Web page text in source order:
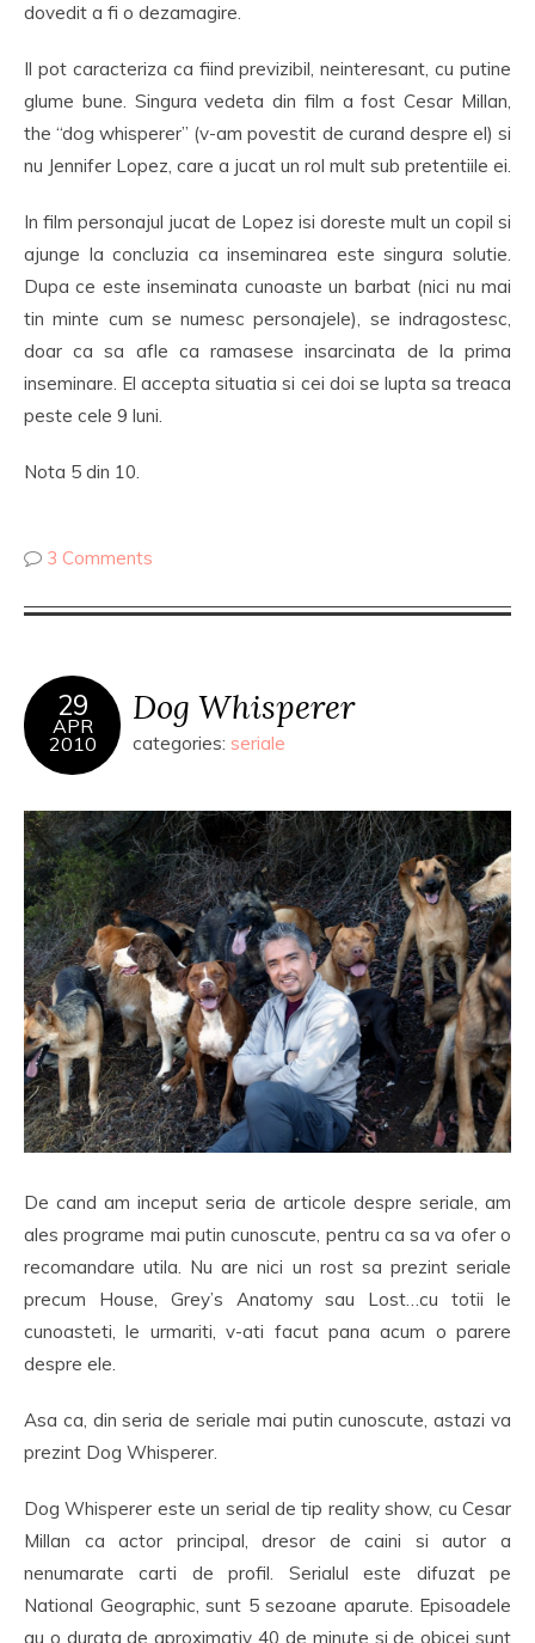
dovedit a fi o dezamagire.
Il pot caracteriza ca fiind previzibil, neinteresant, cu putine
glume bune. Singura vedeta din film a fost Cesar Millan,
the “dog whisperer” (v-am povestit de curand despre el) si
nu Jennifer Lopez, care a jucat un rol mult sub pretentiile ei.
In film personajul jucat de Lopez isi doreste mult un copil si
ajunge la concluzia ca inseminarea este singura solutie.
Dupa ce este inseminata cunoaste un barbat (nici nu mai
tin minte cum se numesc personajele), se indragostesc,
doar ca sa afle ca ramasese insarcinata de la prima
inseminare. El accepta situatia si cei doi se lupta sa treaca
peste cele 9 luni.
Nota 5 din 10.
3 Comments
29
APR
2010
Dog Whisperer
categories: seriale
De cand am inceput seria de articole despre seriale, am
ales programe mai putin cunoscute, pentru ca sa va ofer o
recomandare utila. Nu are nici un rost sa prezint seriale
precum House, Grey’s Anatomy sau Lost…cu totii le
cunoasteti, le urmariti, v-ati facut pana acum o parere
despre ele.
Asa ca, din seria de seriale mai putin cunoscute, astazi va
prezint Dog Whisperer.
Dog Whisperer este un serial de tip reality show, cu Cesar
Millan ca actor principal, dresor de caini si autor a
nenumarate carti de profil. Serialul este difuzat pe
National Geographic, sunt 5 sezoane aparute. Episoadele
au o durata de aproximativ 40 de minute si de obicei sunt